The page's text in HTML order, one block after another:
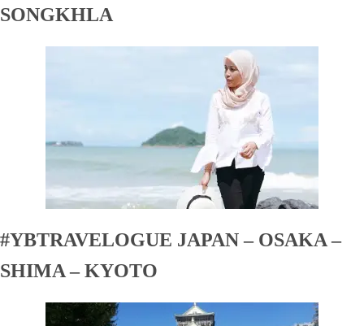
SONGKHLA
#YBTRAVELOGUE JAPAN – OSAKA –
SHIMA – KYOTO